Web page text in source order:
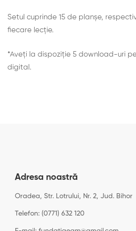
Setul cuprinde 15 de planșe,
fiecare lecție.
*Aveți la dispoziție 5 download-uri
digital.
Adresa noastră
Oradea, Str. Lotrului, Nr. 2, Jud. Bihor
Telefon: (0771) 632 120